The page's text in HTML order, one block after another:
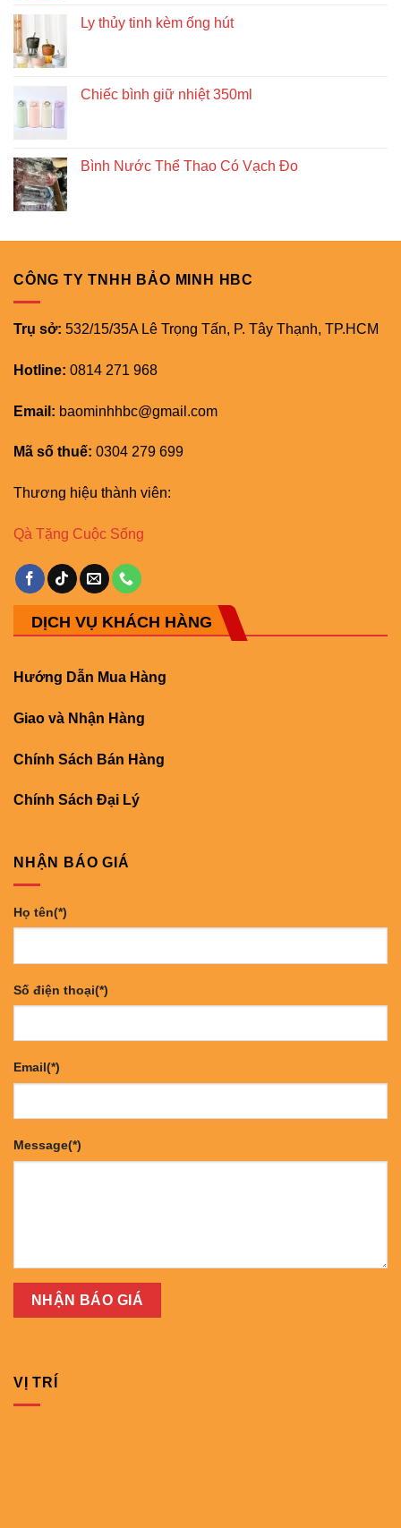
Ly thủy tinh kèm ống hút
Chiếc bình giữ nhiệt 350ml
Bình Nước Thể Thao Có Vạch Đo
CÔNG TY TNHH BẢO MINH HBC
Trụ sở: 532/15/35A Lê Trọng Tấn, P. Tây Thạnh, TP.HCM
Hotline: 0814 271 968
Email: baominhhbc@gmail.com
Mã số thuế: 0304 279 699
Thương hiệu thành viên:
Qà Tặng Cuộc Sống
DỊCH VỤ KHÁCH HÀNG
Hướng Dẫn Mua Hàng
Giao và Nhận Hàng
Chính Sách Bán Hàng
Chính Sách Đại Lý
NHẬN BÁO GIÁ
Họ tên(*)
Số điện thoại(*)
Email(*)
Message(*)
VỊ TRÍ